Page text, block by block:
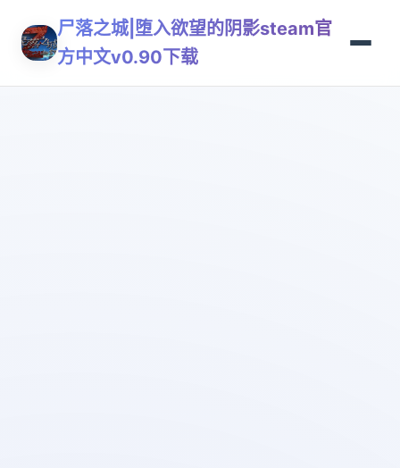
尸落之城|堕入欲望的阴影steam官
方中文v0.90下载